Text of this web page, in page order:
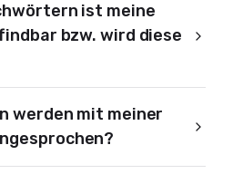
ist meine
bzw. wird diese
werden mit meiner